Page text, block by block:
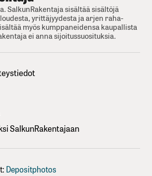
SalkunRakentaja sisältää sisältöjä
yrittäjyydesta ja arjen raha-
myös kumppaneidensa kaupallista
ei anna sijoitussuosituksia.
SalkunRakentajaan
Depositphotos